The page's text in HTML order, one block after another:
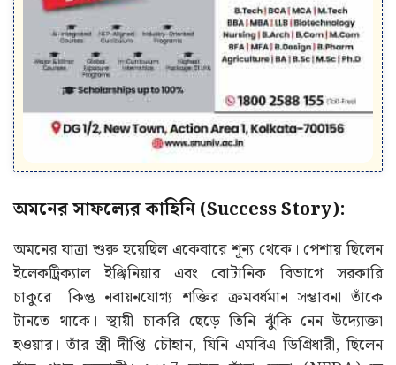
অমনের সাফল্যের কাহিনি (Success Story):
অমনের যাত্রা শুরু হয়েছিল একেবারে শূন্য থেকে। পেশায় ছিলেন
ইলেকট্রিক্যাল ইঞ্জিনিয়ার এবং বোটানিক বিভাগে সরকারি
চাকুরে। কিন্তু নবায়নযোগ্য শক্তির ক্রমবর্ধমান সম্ভাবনা তাঁকে
টানতে থাকে। স্থায়ী চাকরি ছেড়ে তিনি ঝুঁকি নেন উদ্যোক্তা
হওয়ার। তাঁর স্ত্রী দীপ্তি চৌহান, যিনি এমবিএ ডিগ্রিধারী, ছিলেন